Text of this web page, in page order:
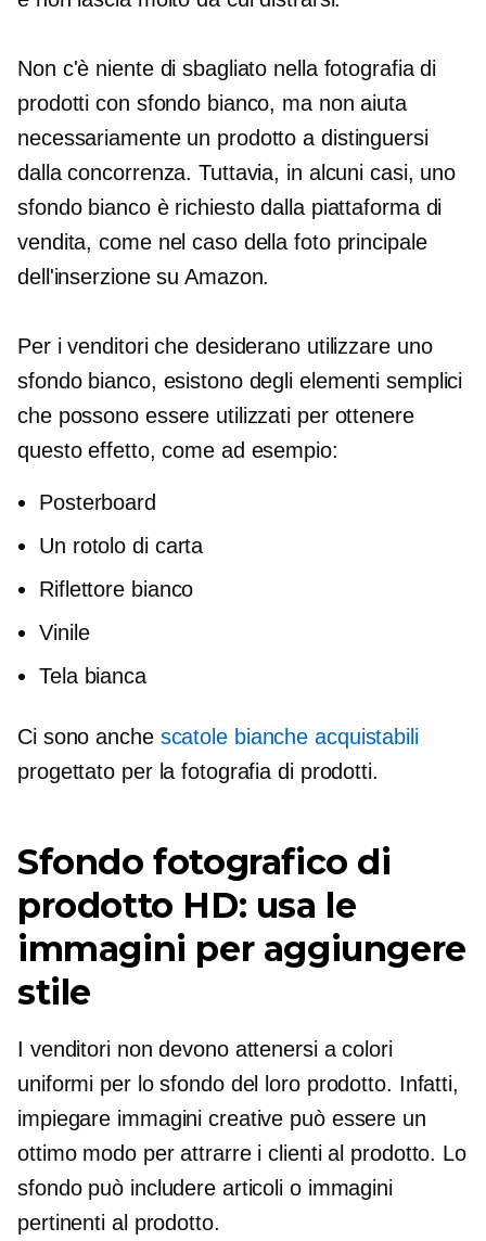
Non c'è niente di sbagliato nella fotografia di
prodotti con sfondo bianco, ma non aiuta
necessariamente un prodotto a distinguersi
dalla concorrenza. Tuttavia, in alcuni casi, uno
sfondo bianco è richiesto dalla piattaforma di
vendita, come nel caso della foto principale
dell'inserzione su Amazon.
Per i venditori che desiderano utilizzare uno
sfondo bianco, esistono degli elementi semplici
che possono essere utilizzati per ottenere
questo effetto, come ad esempio:
Posterboard
Un rotolo di carta
Riflettore bianco
Vinile
Tela bianca
Ci sono anche scatole bianche acquistabili
progettato per la fotografia di prodotti.
Sfondo fotografico di
prodotto HD: usa le
immagini per aggiungere
stile
I venditori non devono attenersi a colori
uniformi per lo sfondo del loro prodotto. Infatti,
impiegare immagini creative può essere un
ottimo modo per attrarre i clienti al prodotto. Lo
sfondo può includere articoli o immagini
pertinenti al prodotto.